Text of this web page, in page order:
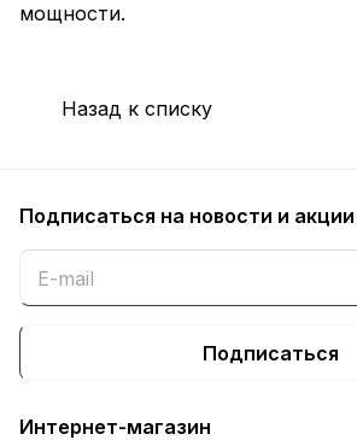
мощности.
Назад к списку
Подписаться на новости и акции
Подписаться
Интернет-магазин